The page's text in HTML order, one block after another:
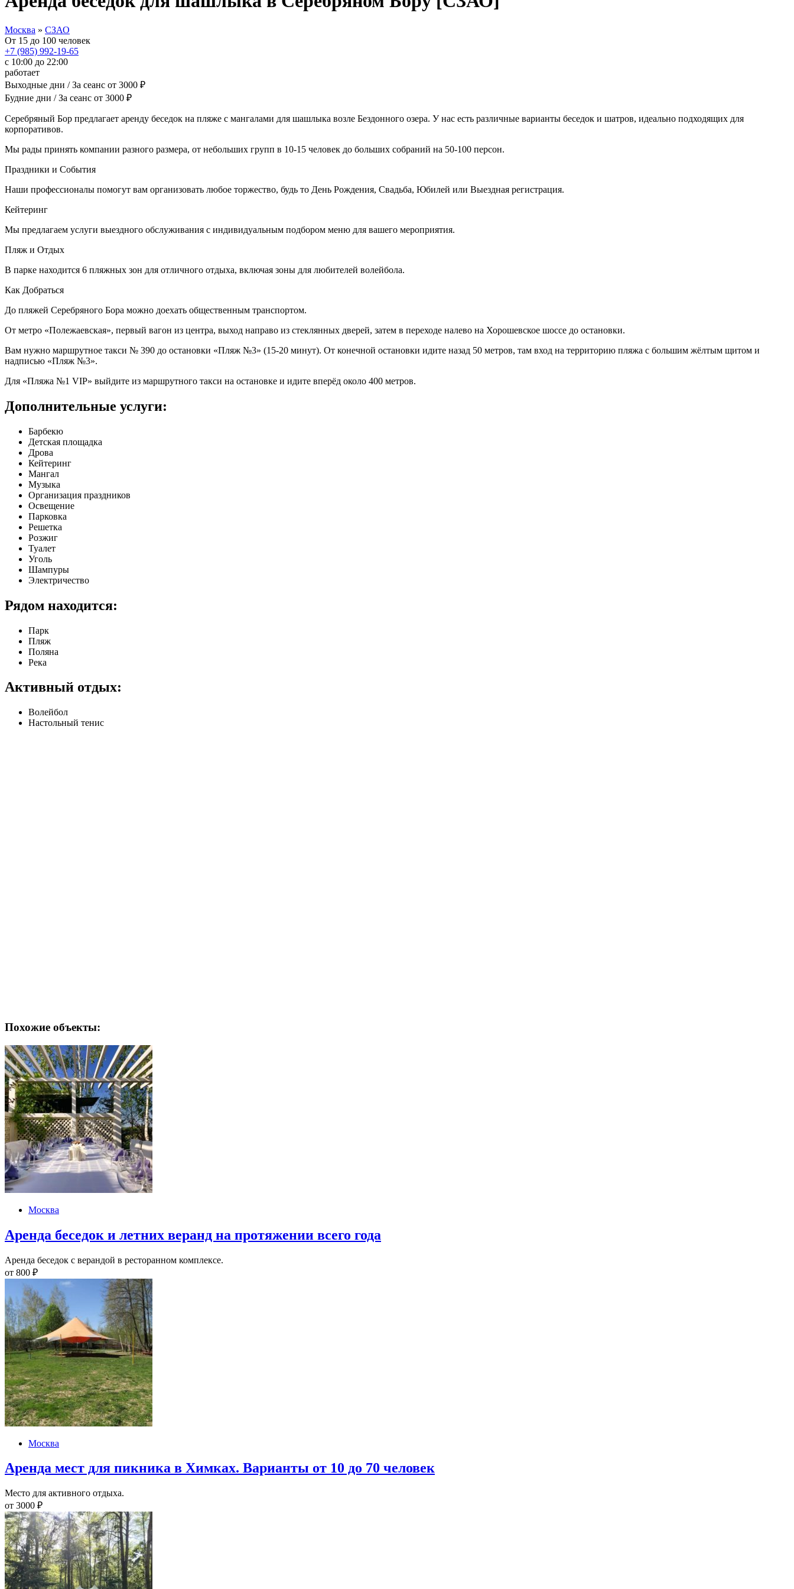
Москва » СЗАО
От 15 до 100 человек
+7 (985) 992-19-65
с 10:00 до 22:00
работает
Выходные дни / За сеанс от 3000 ₽
Будние дни / За сеанс от 3000 ₽
Серебряный Бор предлагает аренду беседок на пляже с мангалами для шашлыка возле Бездонного озера. У нас есть различные варианты беседок и шатров, идеально подходящих для
корпоративов.
Мы рады принять компании разного размера, от небольших групп в 10-15 человек до больших собраний на 50-100 персон.
Праздники и События
Наши профессионалы помогут вам организовать любое торжество, будь то День Рождения, Свадьба, Юбилей или Выездная регистрация.
Кейтеринг
Мы предлагаем услуги выездного обслуживания с индивидуальным подбором меню для вашего мероприятия.
Пляж и Отдых
В парке находится 6 пляжных зон для отличного отдыха, включая зоны для любителей волейбола.
Как Добраться
До пляжей Серебряного Бора можно доехать общественным транспортом.
От метро «Полежаевская», первый вагон из центра, выход направо из стеклянных дверей, затем в переходе налево на Хорошевское шоссе до остановки.
Вам нужно маршрутное такси № 390 до остановки «Пляж №3» (15-20 минут). От конечной остановки идите назад 50 метров, там вход на территорию пляжа с большим жёлтым щитом и
надписью «Пляж №3».
Для «Пляжа №1 VIP» выйдите из маршрутного такси на остановке и идите вперёд около 400 метров.
Дополнительные услуги:
Барбекю
Детская площадка
Дрова
Кейтеринг
Мангал
Музыка
Организация праздников
Освещение
Парковка
Решетка
Розжиг
Туалет
Уголь
Шампуры
Электричество
Рядом находится:
Парк
Пляж
Поляна
Река
Активный отдых:
Волейбол
Настольный тенис
Похожие объекты:
Москва
Аренда беседок и летних веранд на протяжении всего года
Аренда беседок с верандой в ресторанном комплексе.
от 800 ₽
Москва
Аренда мест для пикника в Химках. Варианты от 10 до 70 человек
Место для активного отдыха.
от 3000 ₽